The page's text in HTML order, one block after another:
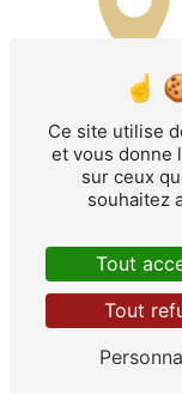
Gruissan
La Franqui
Ce site utilise
et vous donne
sur ceux
souhaitez
Tout
Tout